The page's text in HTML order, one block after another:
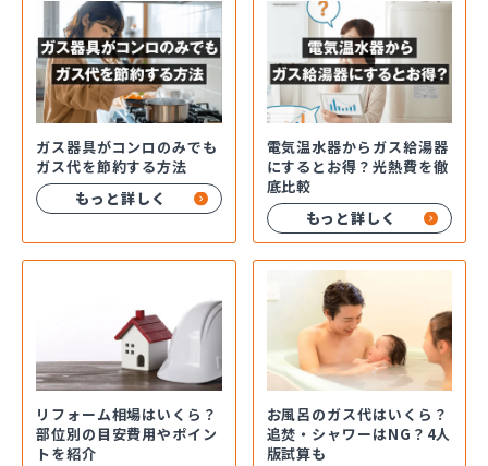
ガス器具がコンロのみでも
ガス代を節約する方法
もっと詳しく
電気温水器からガス給湯器
にするとお得？光熱費を徹
底比較
もっと詳しく
リフォーム相場はいくら？
部位別の目安費用やポイン
トを紹介
お風呂のガス代はいくら？
追焚・シャワーはNG？4人
版試算も